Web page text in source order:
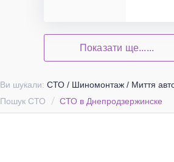
Показати ще......
Ви шукали: СТО / Шиномонтаж / Миття
Пошук СТО
СТО в Днепродзержинске